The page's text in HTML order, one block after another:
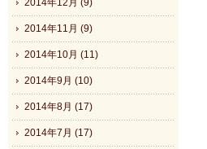
2014年12月 (9)
2014年11月 (9)
2014年10月 (11)
2014年9月 (10)
2014年8月 (17)
2014年7月 (17)